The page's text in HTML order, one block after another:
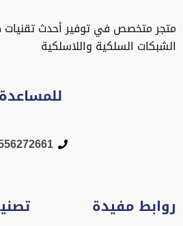
متجر متخصص في توفير أحدث تقنيات
الشبكات السلكية واللاسلكية
للمساعدة
روابط مفيدة